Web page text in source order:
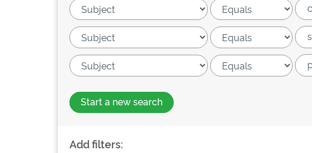
Start a new search
Add filters: